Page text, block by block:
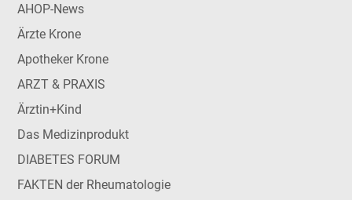
AHOP-News
Ärzte Krone
Apotheker Krone
ARZT & PRAXIS
Ärztin+Kind
Das Medizinprodukt
DIABETES FORUM
FAKTEN der Rheumatologie